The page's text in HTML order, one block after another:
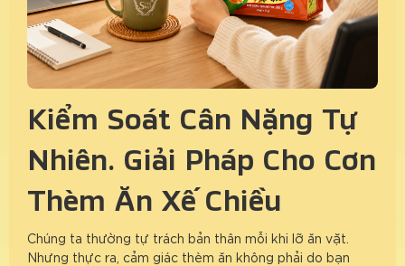
Kiểm Soát Cân Nặng Tự
Nhiên: Giải Pháp Cho Cơn
Thèm Ăn Xế Chiều
Chúng ta thường tự trách bản thân mỗi khi lỡ ăn vặt.
Nhưng thực ra, cảm giác thèm ăn không phải do bạn